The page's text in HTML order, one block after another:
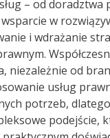
– od doradztwa
w
i wdrażanie
niezależnie od
usług
potrzeb,
podejście,